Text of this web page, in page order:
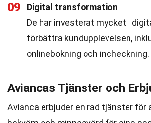
09
Digital transformation
De har investerat mycket i
förbättra kundupplevelsen,
onlinebokning och incheckning.
Aviancas Tjänster och
Avianca erbjuder en rad tjänster för